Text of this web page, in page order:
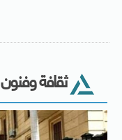
ثقافة وفنون